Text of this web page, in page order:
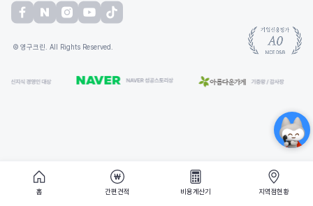
© 영구크린. All Rights Reserved.
홈 간편견적 비용계산기 지역점현황